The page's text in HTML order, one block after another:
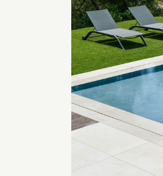
Les piscines en béton
grâce au large choix de
nombreuses options